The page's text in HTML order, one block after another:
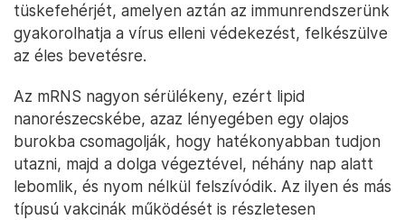
tüskefehérjét, amelyen aztán az immunrendszerünk
gyakorolhatja a vírus elleni védekezést, felkészülve
az éles bevetésre.
Az mRNS nagyon sérülékeny, ezért lipid
nanorészecskébe, azaz lényegében egy olajos
burokba csomagolják, hogy hatékonyabban tudjon
utazni, majd a dolga végeztével, néhány nap alatt
lebomlik, és nyom nélkül felszívódik. Az ilyen és más
típusú vakcinák működését is részletesen